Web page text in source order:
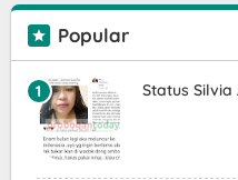
Popular
Status Silvia